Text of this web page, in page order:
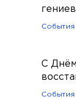
События
С
События